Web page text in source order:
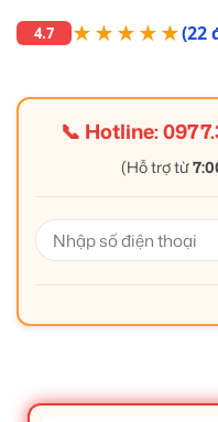
4.7 ★★★★★(22
📞 Hotline:
(Hỗ trợ từ